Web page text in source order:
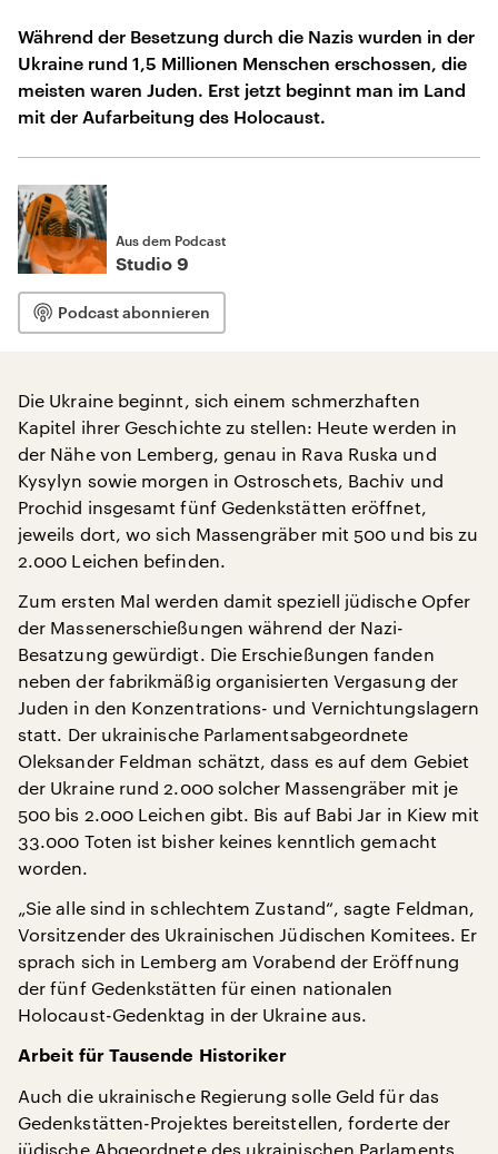
Während der Besetzung durch die Nazis wurden in der
Ukraine rund 1,5 Millionen Menschen erschossen, die
meisten waren Juden. Erst jetzt beginnt man im Land
mit der Aufarbeitung des Holocaust.
Aus dem Podcast
Studio 9
Podcast abonnieren
Die Ukraine beginnt, sich einem schmerzhaften
Kapitel ihrer Geschichte zu stellen: Heute werden in
der Nähe von Lemberg, genau in Rava Ruska und
Kysylyn sowie morgen in Ostroschets, Bachiv und
Prochid insgesamt fünf Gedenkstätten eröffnet,
jeweils dort, wo sich Massengräber mit 500 und bis zu
2.000 Leichen befinden.
Zum ersten Mal werden damit speziell jüdische Opfer
der Massenerschießungen während der Nazi-
Besatzung gewürdigt. Die Erschießungen fanden
neben der fabrikmäßig organisierten Vergasung der
Juden in den Konzentrations- und Vernichtungslagern
statt. Der ukrainische Parlamentsabgeordnete
Oleksander Feldman schätzt, dass es auf dem Gebiet
der Ukraine rund 2.000 solcher Massengräber mit je
500 bis 2.000 Leichen gibt. Bis auf Babi Jar in Kiew mit
33.000 Toten ist bisher keines kenntlich gemacht
worden.
„Sie alle sind in schlechtem Zustand“, sagte Feldman,
Vorsitzender des Ukrainischen Jüdischen Komitees. Er
sprach sich in Lemberg am Vorabend der Eröffnung
der fünf Gedenkstätten für einen nationalen
Holocaust-Gedenktag in der Ukraine aus.
Arbeit für Tausende Historiker
Auch die ukrainische Regierung solle Geld für das
Gedenkstätten-Projektes bereitstellen, forderte der
jüdische Abgeordnete des ukrainischen Parlaments.